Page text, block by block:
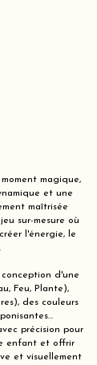
magique,
et une
maîtrisée
sur-mesure où
l'énergie, le
conception d'une
Feu, Plante),
des couleurs
précision pour
enfant et offrir
et visuellement